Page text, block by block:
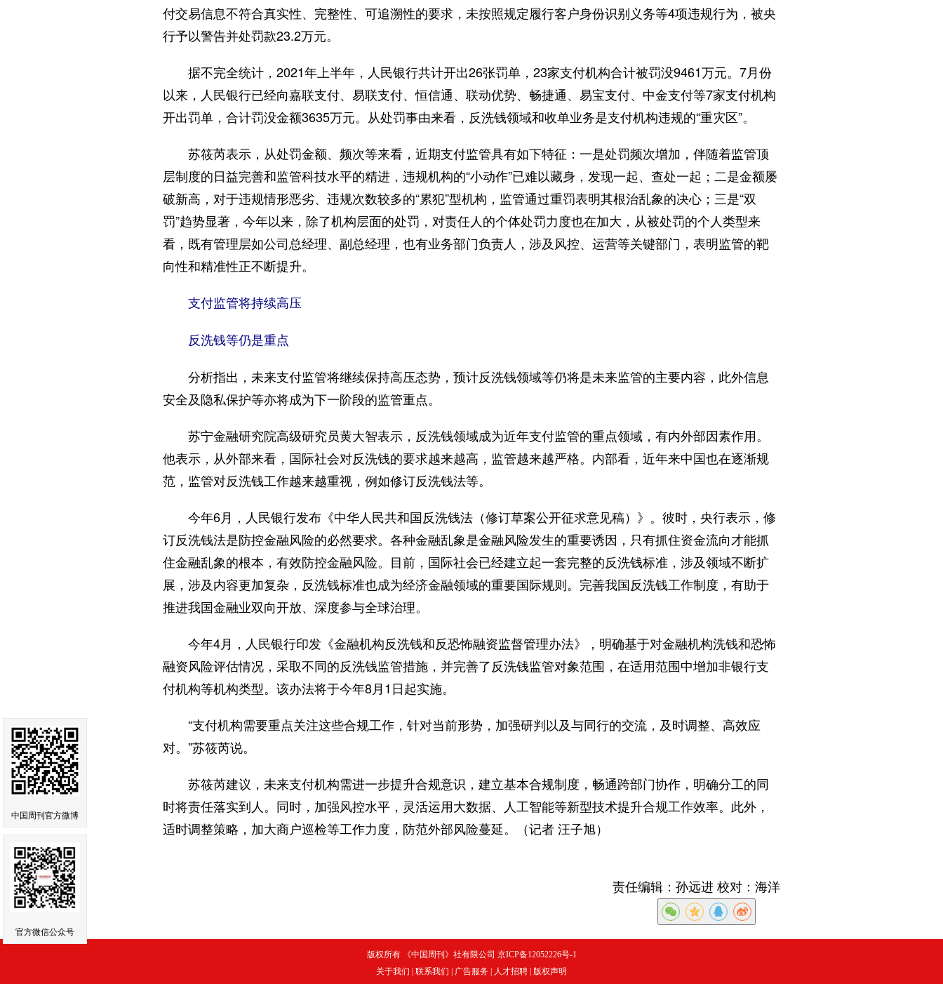
付交易信息不符合真实性、完整性、可追溯性的要求，未按照规定履行客户身份识别义务等4项违规行为，被央
行予以警告并处罚款23.2万元。
据不完全统计，2021年上半年，人民银行共计开出26张罚单，23家支付机构合计被罚没9461万元。7月份
以来，人民银行已经向嘉联支付、易联支付、恒信通、联动优势、畅捷通、易宝支付、中金支付等7家支付机构
开出罚单，合计罚没金额3635万元。从处罚事由来看，反洗钱领域和收单业务是支付机构违规的“重灾区”。
苏筱芮表示，从处罚金额、频次等来看，近期支付监管具有如下特征：一是处罚频次增加，伴随着监管顶
层制度的日益完善和监管科技水平的精进，违规机构的“小动作”已难以藏身，发现一起、查处一起；二是金额屡
破新高，对于违规情形恶劣、违规次数较多的“累犯”型机构，监管通过重罚表明其根治乱象的决心；三是“双
罚”趋势显著，今年以来，除了机构层面的处罚，对责任人的个体处罚力度也在加大，从被处罚的个人类型来
看，既有管理层如公司总经理、副总经理，也有业务部门负责人，涉及风控、运营等关键部门，表明监管的靶
向性和精准性正不断提升。
支付监管将持续高压
反洗钱等仍是重点
分析指出，未来支付监管将继续保持高压态势，预计反洗钱领域等仍将是未来监管的主要内容，此外信息
安全及隐私保护等亦将成为下一阶段的监管重点。
苏宁金融研究院高级研究员黄大智表示，反洗钱领域成为近年支付监管的重点领域，有内外部因素作用。
他表示，从外部来看，国际社会对反洗钱的要求越来越高，监管越来越严格。内部看，近年来中国也在逐渐规
范，监管对反洗钱工作越来越重视，例如修订反洗钱法等。
今年6月，人民银行发布《中华人民共和国反洗钱法（修订草案公开征求意见稿）》。彼时，央行表示，修
订反洗钱法是防控金融风险的必然要求。各种金融乱象是金融风险发生的重要诱因，只有抓住资金流向才能抓
住金融乱象的根本，有效防控金融风险。目前，国际社会已经建立起一套完整的反洗钱标准，涉及领域不断扩
展，涉及内容更加复杂，反洗钱标准也成为经济金融领域的重要国际规则。完善我国反洗钱工作制度，有助于
推进我国金融业双向开放、深度参与全球治理。
今年4月，人民银行印发《金融机构反洗钱和反恐怖融资监督管理办法》，明确基于对金融机构洗钱和恐怖
融资风险评估情况，采取不同的反洗钱监管措施，并完善了反洗钱监管对象范围，在适用范围中增加非银行支
付机构等机构类型。该办法将于今年8月1日起实施。
“支付机构需要重点关注这些合规工作，针对当前形势，加强研判以及与同行的交流，及时调整、高效应
对。”苏筱芮说。
苏筱芮建议，未来支付机构需进一步提升合规意识，建立基本合规制度，畅通跨部门协作，明确分工的同
时将责任落实到人。同时，加强风控水平，灵活运用大数据、人工智能等新型技术提升合规工作效率。此外，
适时调整策略，加大商户巡检等工作力度，防范外部风险蔓延。（记者 汪子旭）
责任编辑：孙远进 校对：海洋
版权所有 《中国周刊》社有限公司 京ICP备12052226号-1
关于我们
联系我们 广告服务 人才招聘 版权声明
中国周刊官方微博
官方微信公众号